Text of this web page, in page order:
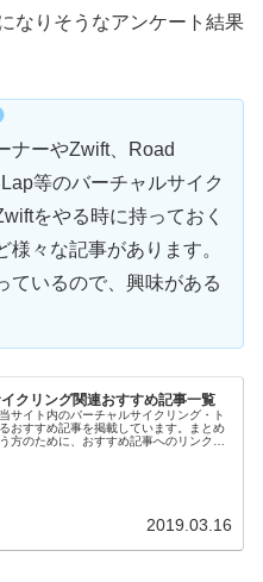
なりそうなアンケート結果
ナーやZwift、Road
等のバーチャルサイク
をやる時に持っておく
々な記事があります。
ているので、興味がある
クリング関連おすすめ記事一覧
サイト内のバーチャルサイクリング・ト
おすすめ記事を掲載しています。まとめ
方のために、おすすめ記事へのリンクを
2019.03.16